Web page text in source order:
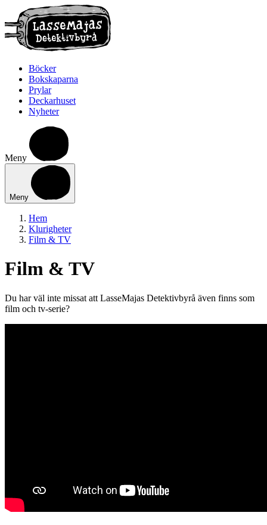
Böcker
Bokskaparna
Prylar
Deckarhuset
Nyheter
Meny
Meny
Hem
Klurigheter
Film & TV
Film & TV
Du har väl inte missat att LasseMajas Detektivbyrå även finns som
film och tv-serie?